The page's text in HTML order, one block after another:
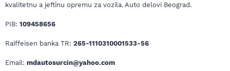
kvalitetnu a jeftinu opremu za vozila. Auto delovi Beograd.
PIB: 109458656
Raiffeisen banka TR: 265-1110310001533-56
Email: mdautosurcin@yahoo.com